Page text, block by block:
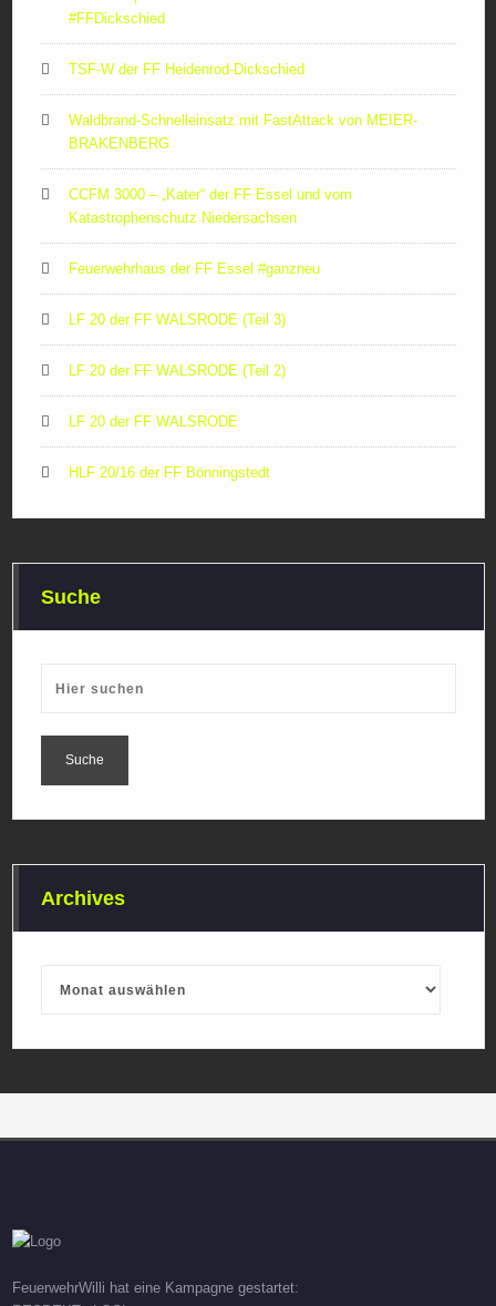
#FFDickschied
TSF-W der FF Heidenrod-Dickschied
Waldbrand-Schnelleinsatz mit FastAttack von MEIER-
BRAKENBERG
CCFM 3000 – „Kater“ der FF Essel und vom
Katastrophenschutz Niedersachsen
Feuerwehrhaus der FF Essel #ganzneu
LF 20 der FF WALSRODE (Teil 3)
LF 20 der FF WALSRODE (Teil 2)
LF 20 der FF WALSRODE
HLF 20/16 der FF Bönningstedt
Suche
Archives
FeuerwehrWilli hat eine Kampagne gestartet: